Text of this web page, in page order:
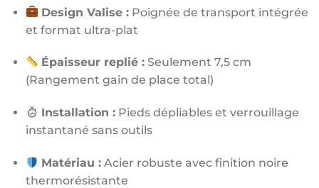
Design Valise : Poignée de transport intégrée
et format ultra-plat
Épaisseur replié : Seulement 7,5 cm
(Rangement gain de place total)
Installation : Pieds dépliables et verrouillage
instantané sans outils
Matériau : Acier robuste avec finition noire
thermorésistante